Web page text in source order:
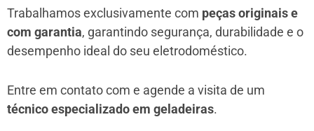
Trabalhamos exclusivamente com peças originais e
com garantia, garantindo segurança, durabilidade e o
desempenho ideal do seu eletrodoméstico.
Entre em contato com e agende a visita de um
técnico especializado em geladeiras.